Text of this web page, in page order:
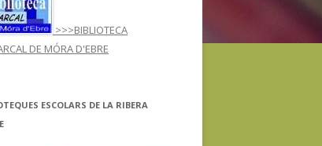
>>>BIBLIOTECA
DE MÓRA D'EBRE
ESCOLARS DE LA RIBERA